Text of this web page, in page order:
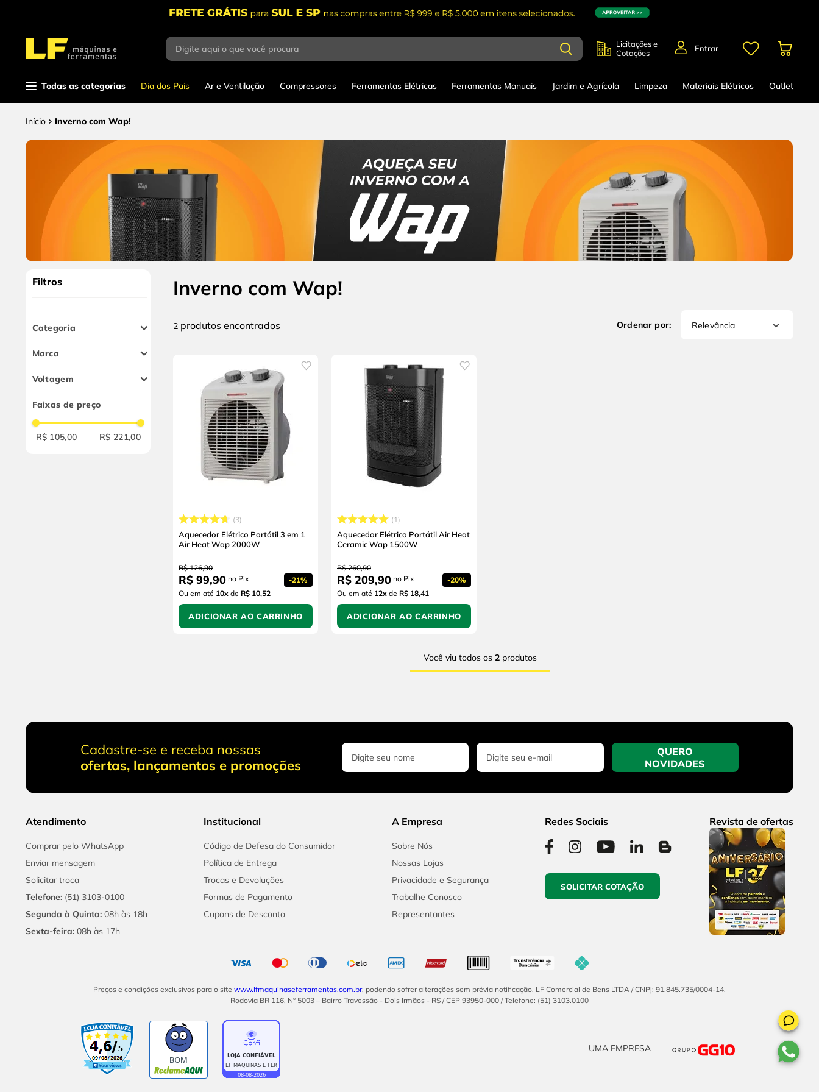
Digite aqui o que você procura
Licitações e
Cotações
Entrar
Todas as categorias Dia dos Pais Ar e Ventilação Compressores Ferramentas Elétricas Ferramentas Manuais Jardim e Agrícola Limpeza Materiais Elétricos Outlet
Inverno com Wap!
Filtros
Categoria
Marca
Voltagem
Faixas de preço
R$ 105,00 R$ 221,00
Inverno com Wap!
2 produtos Relevância
3
Aquecedor Elétrico Portátil 3 em 1
Air Heat Wap 2000W
R$ 126,90
R$ 99,90 no Pix -21%
Ou em até 10x de R$ 10,52
ADICIONAR AO CARRINHO
1
Aquecedor Elétrico Portátil Air Heat
Ceramic Wap 1500W
R$ 260,90
R$ 209,90 no Pix -20%
Ou em até 12x de R$ 18,41
ADICIONAR AO CARRINHO
Você viu todos os 2produtos
Cadastre-se e receba nossas
ofertas, lançamentos e promoções
QUERO
NOVIDADES
Atendimento
Comprar pelo WhatsApp
Enviar mensagem
Solicitar troca
Telefone: (51) 3103-0100
Segunda à Quinta: 08h às 18h
Sexta-feira: 08h às 17h
Institucional
Código de Defesa do Consumidor
Política de Entrega
Trocas e Devoluções
Formas de Pagamento
Cupons de Desconto
A Empresa
Sobre Nós
Nossas Lojas
Privacidade e Segurança
Trabalhe Conosco
Representantes
Redes Sociais
SOLICITAR COTAÇÃO
Revista de ofertas
Preços e condições exclusivos para o site www.lfmaquinaseferramentas.com.br, podendo sofrer alterações sem prévia notificação. LF Comercial de Bens LTDA / CNPJ: 91.845.735/0004-14.
Rodovia BR 116, Nº 5003 – Bairro Travessão - Dois Irmãos - RS / CEP 93950-000 / Telefone: (51) 3103.0100
BOM
UMA EMPRESA
Termos mais
buscados
parafusadeira
serra circular
serra copo